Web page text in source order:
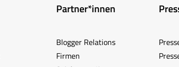
Partner*innen
Blogger Relations
Firmen